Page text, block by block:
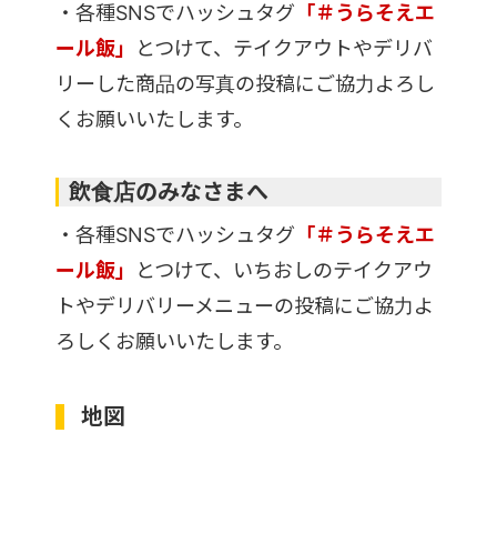
・各種SNSでハッシュタグ 「＃うらそえエ
ール飯」
とつけて、テイクアウトやデリバ
リーした商品の写真の投稿にご協力よろし
くお願いいたします。
飲食店のみなさまへ
・各種SNSでハッシュタグ 「＃うらそえエ
ール飯」
とつけて、いちおしのテイクアウ
トやデリバリーメニューの投稿にご協力よ
ろしくお願いいたします。
地図